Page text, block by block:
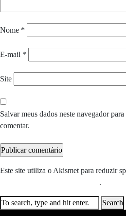
Nome *
E-mail *
Site
Salvar meus dados neste navegador
comentar.
Este site utiliza o Akismet para reduzir
.
Search